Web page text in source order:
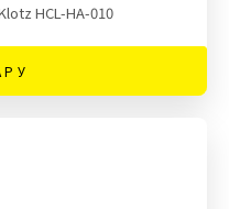
HCL-HA-010